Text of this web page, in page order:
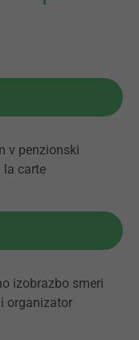
v penzionski
la carte
izobrazbo smeri
organizator